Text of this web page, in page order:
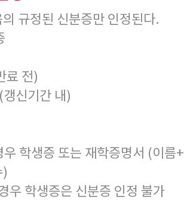
규정된 신분증만 인정된다.
료 전)
신기간 내)
학생증 또는 재학증명서 (이름
우 학생증은 신분증 인정 불가